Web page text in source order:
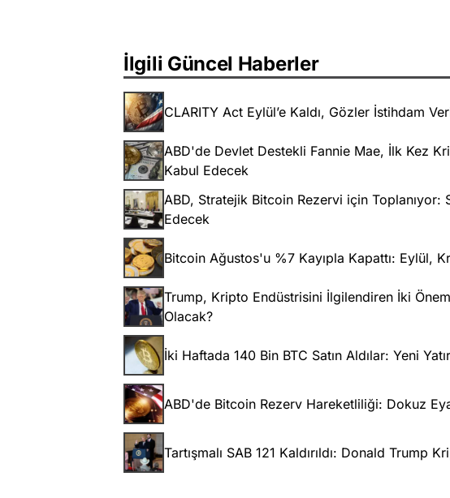
İlgili Güncel Haberler
CLARITY Act Eylül’e Kaldı, Gözler İstihdam
ABD'de Devlet Destekli Fannie Mae, İlk Kez
Kabul Edecek
ABD, Stratejik Bitcoin Rezervi için Toplanıyor:
Edecek
Bitcoin Ağustos'u %7 Kayıpla Kapattı: Eylül,
Trump, Kripto Endüstrisini İlgilendiren İki
Olacak?
İki Haftada 140 Bin BTC Satın Aldılar: Yeni
ABD'de Bitcoin Rezerv Hareketliliği: Dokuz
Tartışmalı SAB 121 Kaldırıldı: Donald Trump